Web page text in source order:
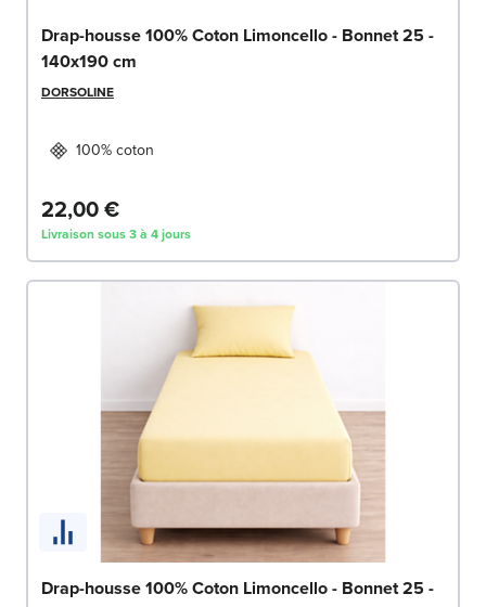
Drap-housse 100% Coton Limoncello - Bonnet 25 -
140x190 cm
DORSOLINE
100% coton
22,00 €
Livraison sous 3 à 4 jours
Drap-housse 100% Coton Limoncello - Bonnet 25 -